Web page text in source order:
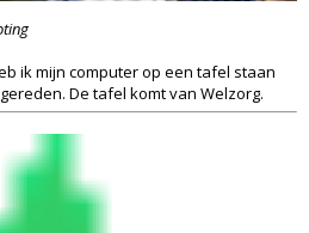
ik mijn computer op een tafel staan
De tafel komt van Welzorg.